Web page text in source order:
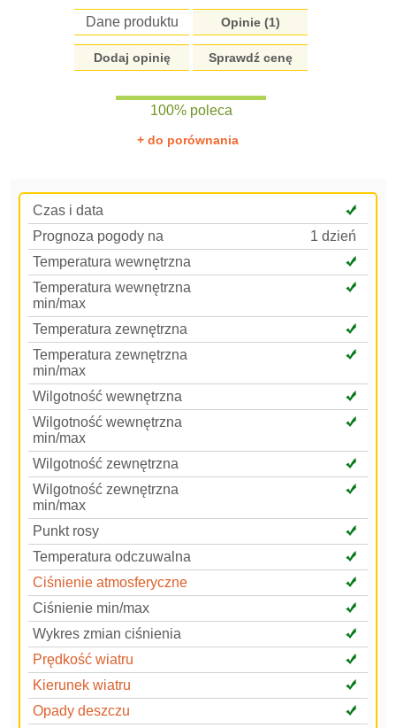
Dane produktu Opinie (1)
Dodaj opinię Sprawdź cenę
100% poleca
+ do porównania
Czas i data
Prognoza pogody na
1 dzień
Temperatura wewnętrzna
Temperatura wewnętrzna
min/max
Temperatura zewnętrzna
Temperatura zewnętrzna
min/max
Wilgotność wewnętrzna
Wilgotność wewnętrzna
min/max
Wilgotność zewnętrzna
Wilgotność zewnętrzna
min/max
Punkt rosy
Temperatura odczuwalna
Ciśnienie atmosferyczne
Ciśnienie min/max
Wykres zmian ciśnienia
Prędkość wiatru
Kierunek wiatru
Opady deszczu